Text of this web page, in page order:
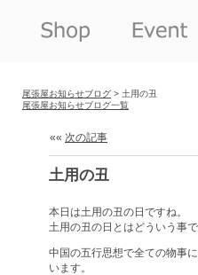
尾張屋お知らせブログ > 土用の丑
尾張屋お知らせブログ一覧
«« 次の記事
土用の丑
本日は土用の丑の日ですね。
土用の丑の日とはどういう事
中国の五行思想で全ての物事
います。